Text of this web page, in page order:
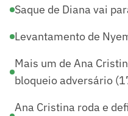
Saque de Diana vai
Levantamento de
Mais um de Ana
bloqueio adversário
Ana Cristina roda e